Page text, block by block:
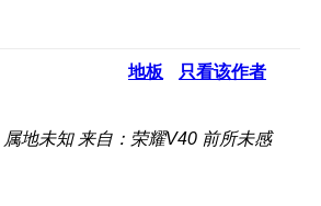
地板 只看该作者
属地未知 来自：荣耀V40 前所未感